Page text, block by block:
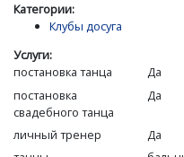
Категории:
Клубы досуга
Услуги:
постановка танца
Да
постановка
свадебного танца
Да
личный тренер
Да